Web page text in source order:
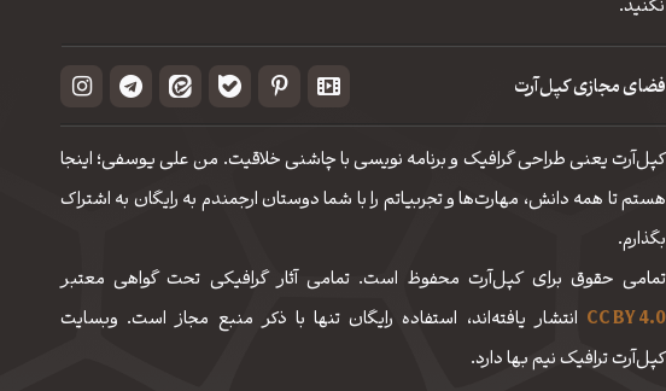
فضای مجازی کپل‌آرت
کپل‌آرت یعنی طراحی گرافیک و برنامه نویسی با چاشنی خلاقیت. من علی یوسفی؛ اینجا
هستم تا همه دانش، مهارت‌‌ها و تجربیاتم را با شما دوستان ارجمندم به رایگان به اشتراک
بگذارم.
تمامی حقوق برای کپل‌آرت محفوظ است. تمامی آثار گرافیکی تحت گواهی معتبر
CC BY 4.0 انتشار یافته‌اند، استفاده رایگان تنها با ذکر منبع مجاز است. وبسایت
کپل‌آرت ترافیک نیم بها دارد.